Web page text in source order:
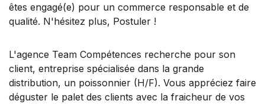
êtes engagé(e) pour un commerce responsable et de
qualité. N'hésitez plus, Postuler !
L'agence Team Compétences recherche pour son
client, entreprise spécialisée dans la grande
distribution, un poissonnier (H/F). Vous appréciez faire
déguster le palet des clients avec la fraicheur de vos